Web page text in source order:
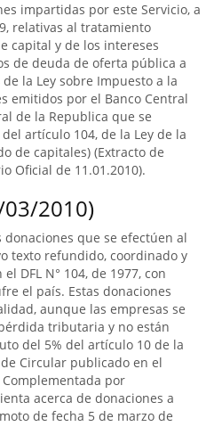
impartidas por este Servicio, a
relativas al tratamiento
capital y de los intereses
de deuda de oferta pública a
la Ley sobre Impuesto a la
emitidos por el Banco Central
de la Republica que se
artículo 104, de la Ley de la
de capitales) (Extracto de
Oficial de 11.01.2010).
03/2010)
que se efectúen al
texto refundido, coordinado y
DFL N° 104, de 1977, con
el país. Estas donaciones
aunque las empresas se
tributaria y no están
del 5% del artículo 10 de la
Circular publicado en el
por
acerca de donaciones a
de fecha 5 de marzo de